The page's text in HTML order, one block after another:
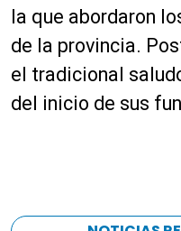
la que abordaron
de la provincia.
el tradicional
del inicio de sus